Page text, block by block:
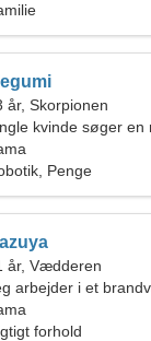
år, Skorpionen
kvinde søger en
Penge
år, Vædderen
arbejder i et
drømmende kvinde
forhold